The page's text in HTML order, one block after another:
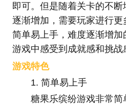
即可。但是随着关卡的不
逐渐增加，需要玩家进行
简单易上手，难度逐渐增
游戏中感受到成就感和挑战
游戏特色
1. 简单易上手
糖果乐缤纷游戏非常